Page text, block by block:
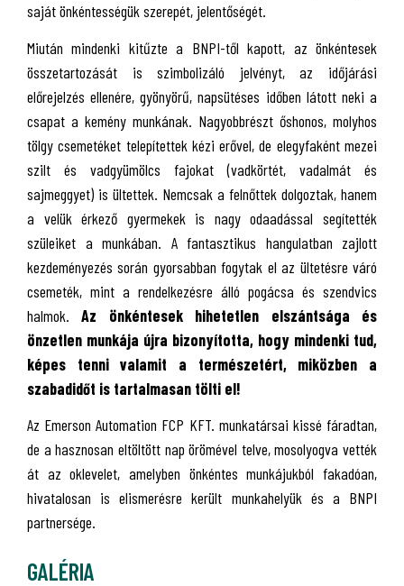
saját önkéntességük szerepét, jelentőségét.
Miután mindenki kitűzte a BNPI-től kapott, az önkéntesek
összetartozását is szimbolizáló jelvényt, az időjárási
előrejelzés ellenére, gyönyörű, napsütéses időben látott neki a
csapat a kemény munkának. Nagyobbrészt őshonos, molyhos
tölgy csemetéket telepítettek kézi erővel, de elegyfaként mezei
szilt és vadgyümölcs fajokat (vadkörtét, vadalmát és
sajmeggyet) is ültettek. Nemcsak a felnőttek dolgoztak, hanem
a velük érkező gyermekek is nagy odaadással segítették
szüleiket a munkában. A fantasztikus hangulatban zajlott
kezdeményezés során gyorsabban fogytak el az ültetésre váró
csemeték, mint a rendelkezésre álló pogácsa és szendvics
halmok.Az önkéntesek hihetetlen elszántsága és
önzetlen munkája újra bizonyította, hogy mindenki tud,
képes tenni valamit a természetért, miközben a
szabadidőt is tartalmasan tölti el!
Az Emerson Automation FCP KFT. munkatársai kissé fáradtan,
de a hasznosan eltöltött nap örömével telve, mosolyogva vették
át az oklevelet, amelyben önkéntes munkájukból fakadóan,
hivatalosan is elismerésre került munkahelyük és a BNPI
partnersége.
GALÉRIA